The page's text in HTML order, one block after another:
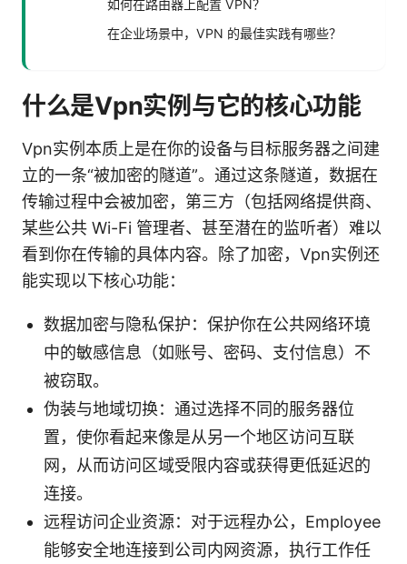
如何在路由器上配置 VPN？
在企业场景中，VPN 的最佳实践有哪些？
什么是Vpn实例与它的核心功能
Vpn实例本质上是在你的设备与目标服务器之间建
立的一条“被加密的隧道”。通过这条隧道，数据在
传输过程中会被加密，第三方（包括网络提供商、
某些公共 Wi-Fi 管理者、甚至潜在的监听者）难以
看到你在传输的具体内容。除了加密，Vpn实例还
能实现以下核心功能：
数据加密与隐私保护：保护你在公共网络环境
中的敏感信息（如账号、密码、支付信息）不
被窃取。
伪装与地域切换：通过选择不同的服务器位
置，使你看起来像是从另一个地区访问互联
网，从而访问区域受限内容或获得更低延迟的
连接。
远程访问企业资源：对于远程办公，Employee
能够安全地连接到公司内网资源，执行工作任